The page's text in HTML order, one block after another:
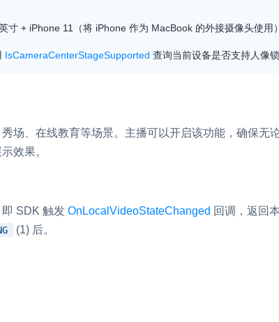
旁路推流
输入在线媒体流
与 RTC 客户端 SDK 互通，实现收发流
水晶球
寸 + iPhone 11（将 iPhone 作为 MacBook 的外接摄像头使用）
IsCameraCenterStageSupported 查询当前设备是否支持人像锁
场、在线教育等场景。主播可以开启该功能，确保无
效果。
SDK 触发 OnLocalVideoStateChanged 回调，返回
(1) 后。